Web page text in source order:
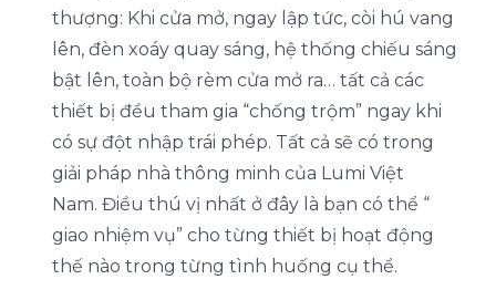
thượng: Khi cửa mở, ngay lập tức, còi hú vang
lên, đèn xoáy quay sáng, hệ thống chiếu sáng
bật lên, toàn bộ rèm cửa mở ra… tất cả các
thiết bị đều tham gia “chống trộm” ngay khi
có sự đột nhập trái phép. Tất cả sẽ có trong
giải pháp nhà thông minh của Lumi Việt
Nam. Điều thú vị nhất ở đây là bạn có thể “
giao nhiệm vụ” cho từng thiết bị hoạt động
thế nào trong từng tình huống cụ thể.